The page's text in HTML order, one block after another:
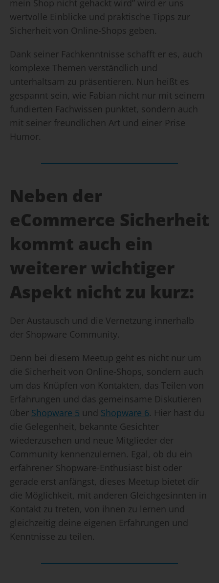
mein Shop nicht gehackt wird” wird er uns
wertvolle Einblicke und praktische Tipps zur
Sicherheit von Online-Shops geben.
Dank seiner Fachkenntnisse schafft er es, auch
komplexe Themen verständlich und
unterhaltsam zu präsentieren. Nun heißt es
gespannt sein, wie Fabian nicht nur mit seinem
fundierten Fachwissen punktet, sondern auch
mit seiner freundlichen Art und einer Prise
Humor.
Neben der
eCommerce Sicherheit
kommt auch ein
weiterer wichtiger
Aspekt nicht zu kurz:
Der Austausch und die Vernetzung innerhalb
der Shopware Community.
Denn bei diesem Meetup geht es nicht nur um
die Sicherheit von Online-Shops, sondern auch
um das Knüpfen von Kontakten, das Teilen von
Erfahrungen und das gemeinsame Diskutieren
über Shopware 5 und Shopware 6. Hier hast du
die Gelegenheit, bekannte Gesichter
wiederzusehen und neue Mitglieder der
Community kennenzulernen. Egal, ob du ein
erfahrener Shopware-Enthusiast bist oder
gerade erst anfängst, dieses Meetup bietet dir
die Möglichkeit, mit anderen Gleichgesinnten in
Kontakt zu treten, von ihnen zu lernen und
gleichzeitig deine eigenen Erfahrungen und
Kenntnisse zu teilen.